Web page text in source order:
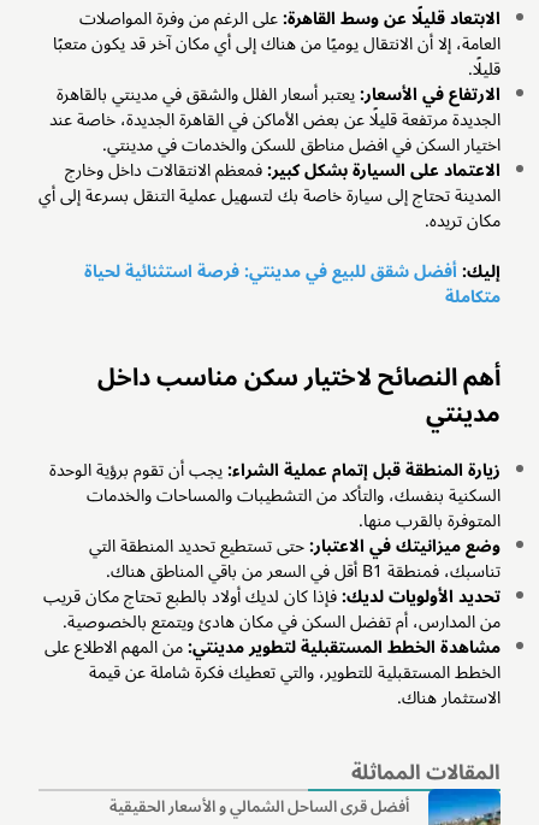
المقالات المماثلة
أفضل قرى الساحل الشمالي و الأسعار الحقيقية
الابتعاد قليلًا عن وسط القاهرة:على الرغم من وفرة المواصلات
العامة، إلا أن الانتقال يوميًا من هناك إلى أي مكان آخر قد يكون متعبًا
قليلًا.
الارتفاع في الأسعار:يعتبر أسعار الفلل والشقق في مدينتي بالقاهرة
الجديدة مرتفعة قليلًا عن بعض الأماكن في القاهرة الجديدة، خاصة عند
اختيار السكن في افضل مناطق للسكن والخدمات في مدينتي.
الاعتماد على السيارة بشكل كبير:فمعظم الانتقالات داخل وخارج
المدينة تحتاج إلى سيارة خاصة بك لتسهيل عملية التنقل بسرعة إلى أي
مكان تريده.
إليك:أفضل شقق للبيع في مدينتي: فرصة استثنائية لحياة
متكاملة
أهم النصائح لاختيار سكن مناسب داخل
مدينتي
زيارة المنطقة قبل إتمام عملية الشراء:يجب أن تقوم برؤية الوحدة
السكنية بنفسك، والتأكد من التشطيبات والمساحات والخدمات
المتوفرة بالقرب منها.
وضع ميزانيتك في الاعتبار:حتى تستطيع تحديد المنطقة التي
تناسبك، فمنطقة B1 أقل في السعر من باقي المناطق هناك.
تحديد الأولويات لديك:فإذا كان لديك أولاد بالطبع تحتاج مكان قريب
من المدارس، أم تفضل السكن في مكان هادئ ويتمتع بالخصوصية.
مشاهدة الخطط المستقبلية لتطوير مدينتي:من المهم الاطلاع على
الخطط المستقبلية للتطوير، والتي تعطيك فكرة شاملة عن قيمة
الاستثمار هناك.